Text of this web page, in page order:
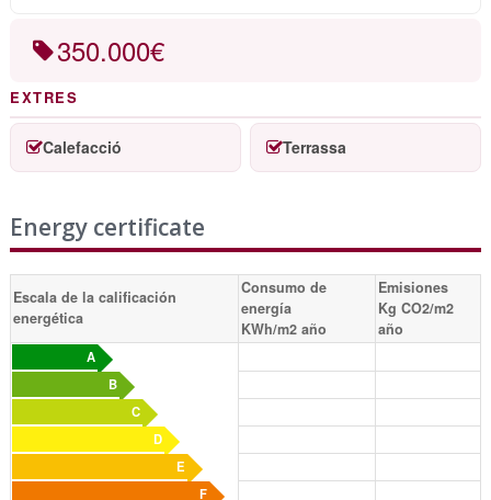
350.000€
EXTRES
Calefacció Terrassa
Energy certificate
Escala de la calificación
energética
Consumo de
energía
KWh/m2 año
Emisiones
Kg CO2/m2
año
A
B
C
D
E
F